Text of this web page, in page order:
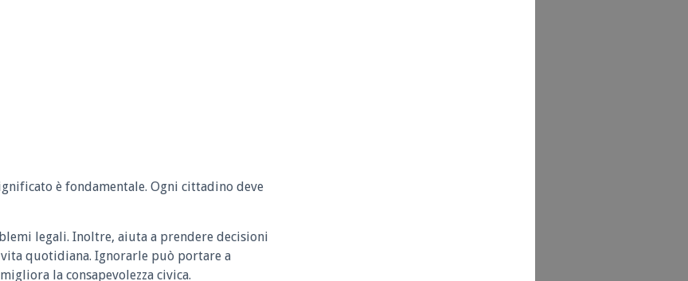
è fondamentale. Ogni cittadino deve
legali. Inoltre, aiuta a prendere decisioni
quotidiana. Ignorarle può portare a
la consapevolezza civica.